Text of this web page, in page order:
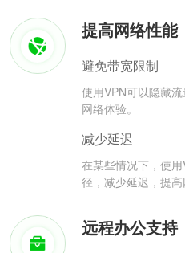
提高网络性能
避免带宽限制
使用VPN可以隐藏
网络体验。
减少延迟
在某些情况下，使
径，减少延迟，提高
远程办公支持